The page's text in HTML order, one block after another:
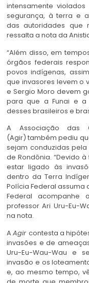
intensamente
segurança, à terra e
das autoridades que
ressalta a nota da
“Além disso, em
órgãos federais
povos indígenas,
que invasores levem o
e Sergio Moro devem
para que a Funai e a
desses brasileiros e
A Associação das
(Agir) também pediu
sejam conduzidas
de Rondônia. “Devido
estar ligado às
dentro da Terra
Polícia Federal assuma
Federal acompanhe
professor Ari Uru-Eu-
na nota.
AAgir contesta a
invasões e de
Uru-Eu-Wau-Wau e
invasão e os
e, ao mesmo tempo,